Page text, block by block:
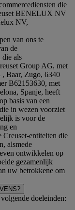
die
BENELUX NV
NV,
van ons te
de
die als
Group AG, met
, Baar, Zugo, 6340
B62153630, met
Spanje, heeft
basis van een
in wezen voorziet
is voor de
en
Creuset-entiteiten die
alsmede
ontwikkelen op
gezamenlijk
uw betrokkene om
doeleinden: